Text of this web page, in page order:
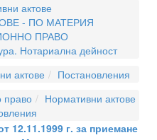
актове
- ПО МАТЕРИЯ
ПРАВО
Нотариална дейност
актове
Постановления
право
Нормативни актове
12.11.1999 г. за приемане